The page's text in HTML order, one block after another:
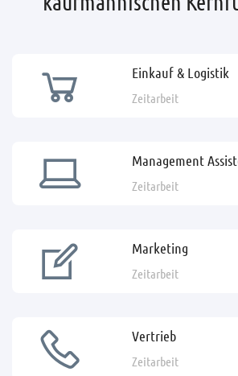
Einkauf & Logistik
Zeitarbeit
Management
Zeitarbeit
Marketing
Zeitarbeit
Vertrieb
Zeitarbeit